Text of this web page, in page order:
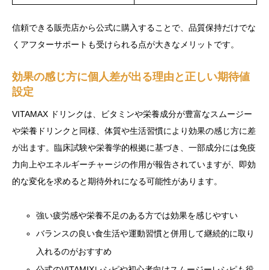
信頼できる販売店から公式に購入することで、品質保持だけでな
くアフターサポートも受けられる点が大きなメリットです。
効果の感じ方に個人差が出る理由と正しい期待値
設定
VITAMAX ドリンクは、ビタミンや栄養成分が豊富なスムージー
や栄養ドリンクと同様、体質や生活習慣により効果の感じ方に差
が出ます。臨床試験や栄養学的根拠に基づき、一部成分には免疫
力向上やエネルギーチャージの作用が報告されていますが、即効
的な変化を求めると期待外れになる可能性があります。
強い疲労感や栄養不足のある方では効果を感じやすい
バランスの良い食生活や運動習慣と併用して継続的に取り
入れるのがおすすめ